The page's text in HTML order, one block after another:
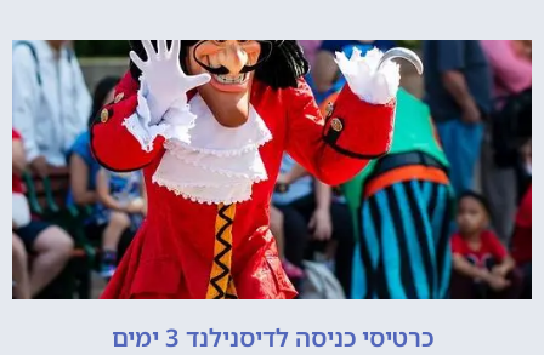
כרטיסי כניסה לדיסנילנד 3 ימים